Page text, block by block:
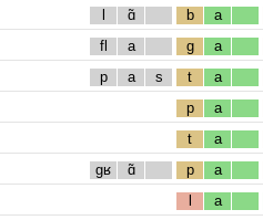
l ɑ̃ b a
fl a g a
p a s t a
p a
t a
gʁ ɑ̃ p a
l a